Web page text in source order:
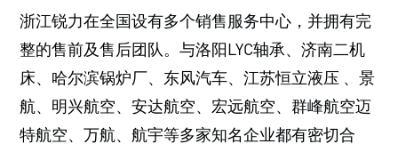
浙江锐力在全国设有多个销售服务中心，并拥有完
整的售前及售后团队。与洛阳LYC轴承、济南二机
床、哈尔滨锅炉厂、东风汽车、江苏恒立液压 、景
航、明兴航空、安达航空、宏远航空、群峰航空迈
特航空、万航、航宇等多家知名企业都有密切合